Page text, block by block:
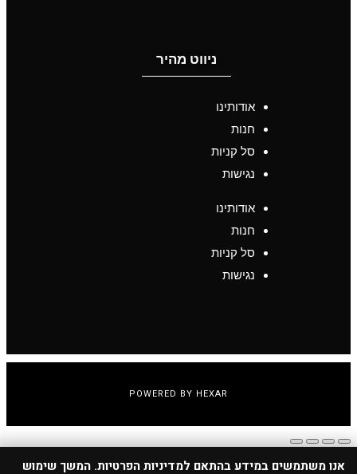
ניווט מהיר
אודותינו
חנות
סל קניות
נגישות
אודותינו
חנות
סל קניות
נגישות
POWERED BY HEXAR
אנו משתמשים במידע בהתאם למדיניות הפרטיות. המשך שימוש